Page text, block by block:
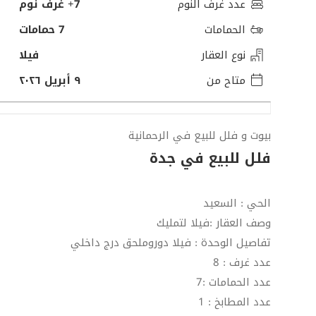
عدد غرف النوم
7+ غرف نوم
الحمامات
7 حمامات
نوع العقار
فيلا
متاح من
٩ أبريل ٢٠٢٦
بيوت و فلل للبيع في الرحمانية
فلل للبيع في جدة
الحي : السعيد
وصف العقار :فيلا لتمليك
تفاصيل الوحدة : فيلا دوروملحق درج داخلي
عدد غرف : 8
عدد الحمامات :7
عدد المطابخ : 1